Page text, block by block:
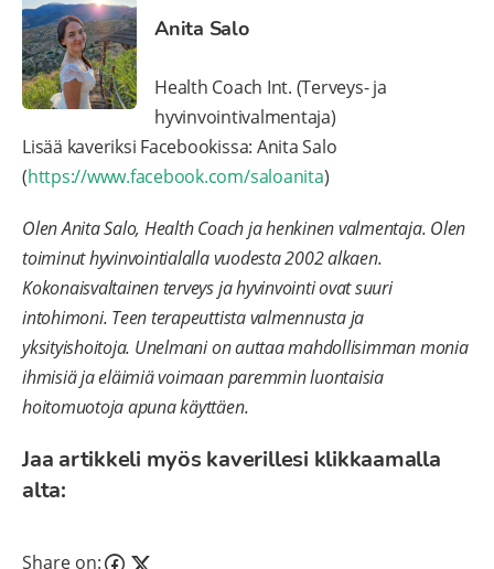
Anita Salo
Health Coach Int. (Terveys- ja
hyvinvointivalmentaja)
Lisää kaveriksi Facebookissa: Anita Salo
(https://www.facebook.com/saloanita)
Olen Anita Salo, Health Coach ja henkinen valmentaja. Olen
toiminut hyvinvointialalla vuodesta 2002 alkaen.
Kokonaisvaltainen terveys ja hyvinvointi ovat suuri
intohimoni. Teen terapeuttista valmennusta ja
yksityishoitoja. Unelmani on auttaa mahdollisimman monia
ihmisiä ja eläimiä voimaan paremmin luontaisia
hoitomuotoja apuna käyttäen.
Jaa artikkeli myös kaverillesi klikkaamalla
alta:
Share on: